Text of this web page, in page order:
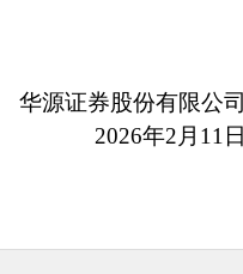
份有限公司
2026年2月11日